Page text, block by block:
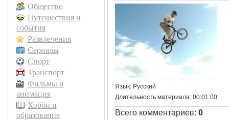
Общество
Путешествия и
события
Развлечения
Сериалы
Спорт
Транспорт
Фильмы и
анимация
Хобби и
образование
Язык: Русский
Длительность материала: 00:01:00
Всего комментариев: 0